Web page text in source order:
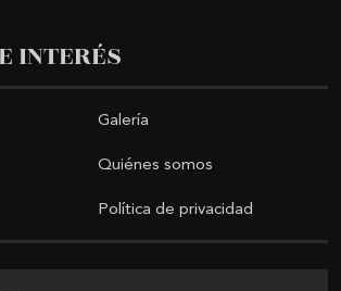
INTERÉS
Galería
Quiénes somos
Política de privacidad